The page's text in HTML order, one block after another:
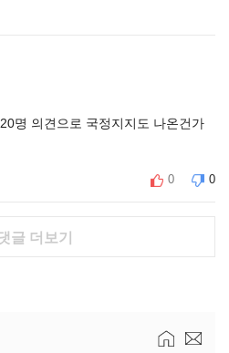
명 의견으로 국정지지도 나온건가
0 0
글 더보기